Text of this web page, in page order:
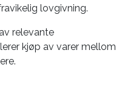
lovgivning.
relevante
kjøp av varer mellom